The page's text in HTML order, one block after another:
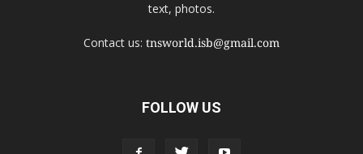
text, photos.
Contact us: tnsworld.isb@gmail.com
FOLLOW US